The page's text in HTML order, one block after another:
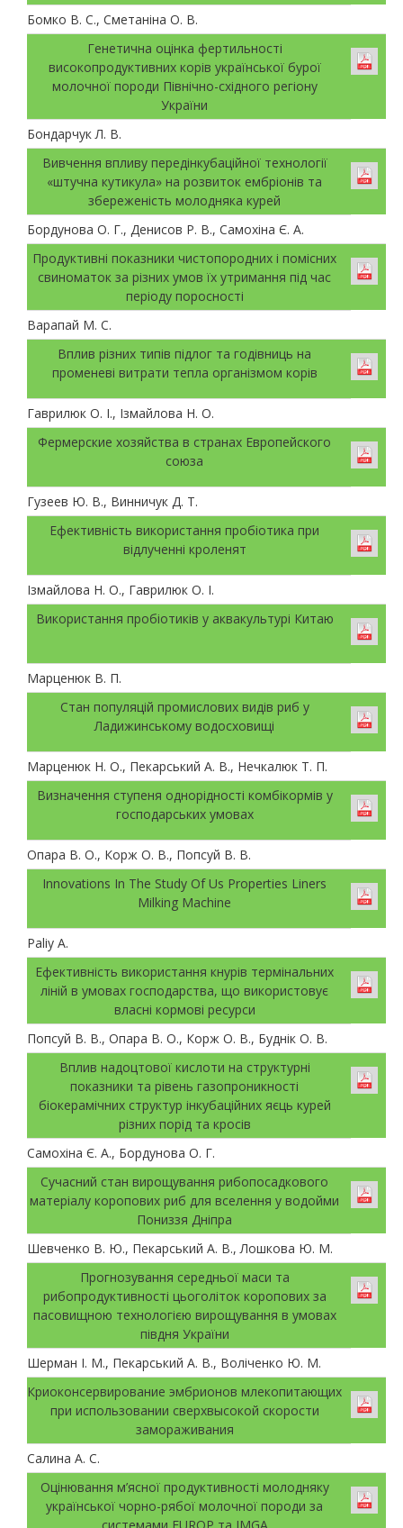
Бомко В. С., Сметаніна О. В.
Генетична оцінка фертильності
високопродуктивних корів української бурої
молочної породи Північно-східного регіону
України
Бондарчук Л. В.
Вивчення впливу передінкубаційної технології
«штучна кутикула» на розвиток ембріонів та
збереженість молодняка курей
Бордунова О. Г., Денисов Р. В., Самохіна Є. А.
Продуктивні показники чистопородних і помісних
свиноматок за різних умов їх утримання під час
періоду поросності
Варапай М. С.
Вплив різних типів підлог та годівниць на
променеві витрати тепла організмом корів
Гаврилюк О. І., Ізмайлова Н. О.
Фермерские хозяйства в странах Европейского
союза
Гузеев Ю. В., Винничук Д. Т.
Ефективність використання пробіотика при
відлученні кроленят
Ізмайлова Н. О., Гаврилюк О. І.
Використання пробіотиків у аквакультурі Китаю
Марценюк В. П.
Стан популяцій промислових видів риб у
Ладижинському водосховищі
Марценюк Н. О., Пекарський А. В., Нечкалюк Т. П.
Визначення ступеня однорідності комбікормів у
господарських умовах
Опара В. О., Корж О. В., Попсуй В. В.
Innovations In The Study Of Us Properties Liners
Milking Machine
Paliy А.
Ефективність використання кнурів термінальних
ліній в умовах господарства, що використовує
власні кормові ресурси
Попсуй В. В., Опара В. О., Корж О. В., Буднік О. В.
Вплив надоцтової кислоти на структурні
показники та рівень газопроникності
біокерамічних структур інкубаційних яєць курей
різних порід та кросів
Самохіна Є. А., Бордунова О. Г.
Сучасний стан вирощування рибопосадкового
матеріалу коропових риб для вселення у водойми
Пониззя Дніпра
Шевченко В. Ю., Пекарський А. В., Лошкова Ю. М.
Прогнозування середньої маси та
рибопродуктивності цьоголіток коропових за
пасовищною технологією вирощування в умовах
півдня України
Шерман І. М., Пекарський А. В., Воліченко Ю. М.
Криоконсервирование эмбрионов млекопитающих
при использовании сверхвысокой скорости
замораживания
Салина А. С.
Оцінювання м’ясної продуктивності молодняку
української чорно-рябої молочної породи за